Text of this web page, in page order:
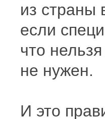
из страны
если
что
не нужен.
И это